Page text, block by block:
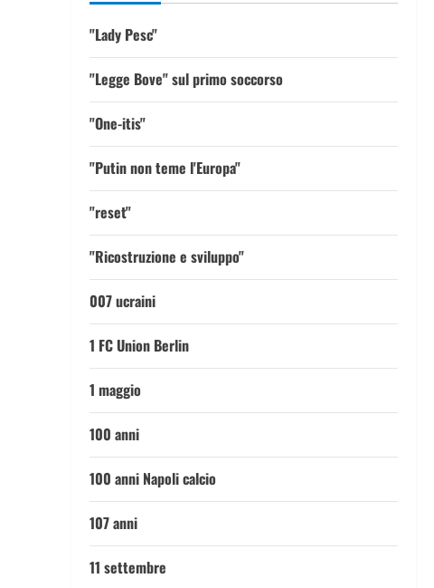
"Lady Pesc"
"Legge Bove" sul primo soccorso
"One-itis"
"Putin non teme l'Europa"
"reset"
"Ricostruzione e sviluppo"
007 ucraini
1 FC Union Berlin
1 maggio
100 anni
100 anni Napoli calcio
107 anni
11 settembre